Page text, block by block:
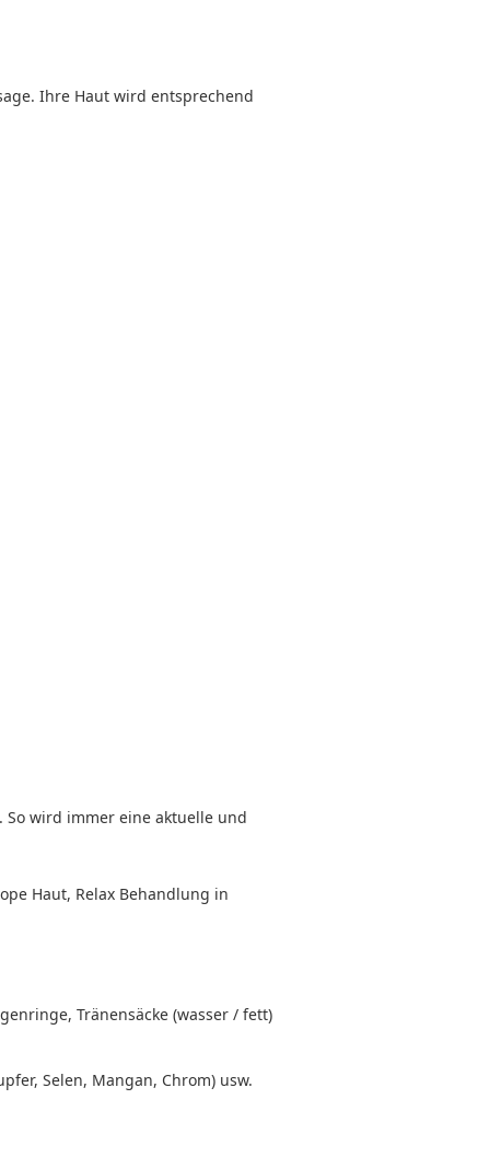
Ihre Haut wird entsprechend
wird immer eine aktuelle und
Haut, Relax Behandlung in
Tränensäcke (wasser / fett)
Selen, Mangan, Chrom) usw.